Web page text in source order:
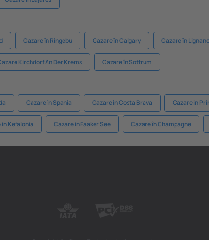
Cazare în Ringebu Cazare în Calgary Cazare în
Kirchdorf An Der Krems Cazare în Sottrum
Cazare în Spania Cazare in Costa Brava Cazare in
in Kefalonia Cazare in Faaker See Cazare în Champagne